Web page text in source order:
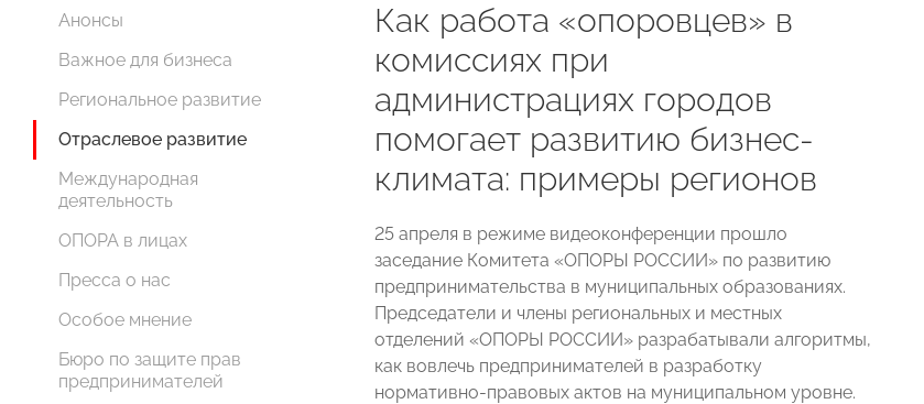
Анонсы
Важное для бизнеса
Региональное развитие
Отраслевое развитие
Международная
деятельность
ОПОРА в лицах
Пресса о нас
Особое мнение
Бюро по защите прав
предпринимателей
Как работа «опоровцев» в
комиссиях при
администрациях городов
помогает развитию бизнес-
климата: примеры регионов
25 апреля в режиме видеоконференции прошло
заседание Комитета «ОПОРЫ РОССИИ» по развитию
предпринимательства в муниципальных образованиях.
Председатели и члены региональных и местных
отделений «ОПОРЫ РОССИИ» разрабатывали алгоритмы,
как вовлечь предпринимателей в разработку
нормативно-правовых актов на муниципальном уровне.